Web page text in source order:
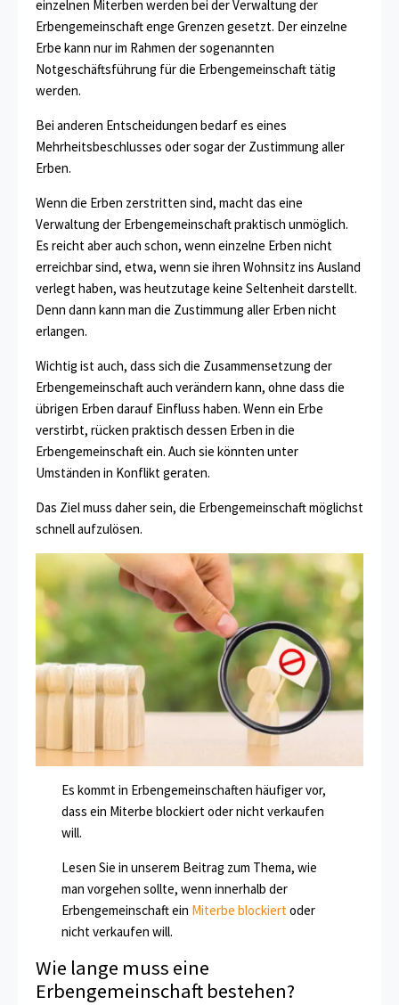
einzelnen Miterben werden bei der Verwaltung der
Erbengemeinschaft enge Grenzen gesetzt. Der einzelne
Erbe kann nur im Rahmen der sogenannten
Notgeschäftsführung für die Erbengemeinschaft tätig
werden.
Bei anderen Entscheidungen bedarf es eines
Mehrheitsbeschlusses oder sogar der Zustimmung aller
Erben.
Wenn die Erben zerstritten sind, macht das eine
Verwaltung der Erbengemeinschaft praktisch unmöglich.
Es reicht aber auch schon, wenn einzelne Erben nicht
erreichbar sind, etwa, wenn sie ihren Wohnsitz ins Ausland
verlegt haben, was heutzutage keine Seltenheit darstellt.
Denn dann kann man die Zustimmung aller Erben nicht
erlangen.
Wichtig ist auch, dass sich die Zusammensetzung der
Erbengemeinschaft auch verändern kann, ohne dass die
übrigen Erben darauf Einfluss haben. Wenn ein Erbe
verstirbt, rücken praktisch dessen Erben in die
Erbengemeinschaft ein. Auch sie könnten unter
Umständen in Konflikt geraten.
Das Ziel muss daher sein, die Erbengemeinschaft möglichst
schnell aufzulösen.
Es kommt in Erbengemeinschaften häufiger vor,
dass ein Miterbe blockiert oder nicht verkaufen
will.
Lesen Sie in unserem Beitrag zum Thema, wie
man vorgehen sollte, wenn innerhalb der
Erbengemeinschaft ein Miterbe blockiertoder
nicht verkaufen will.
Wie lange muss eine
Erbengemeinschaft bestehen?